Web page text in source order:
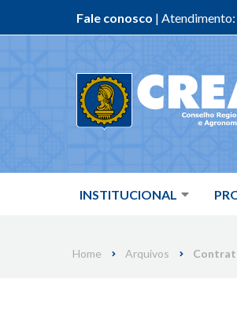
Fale conosco | Atendimento:
INSTITUCIONAL
Home Arquivos